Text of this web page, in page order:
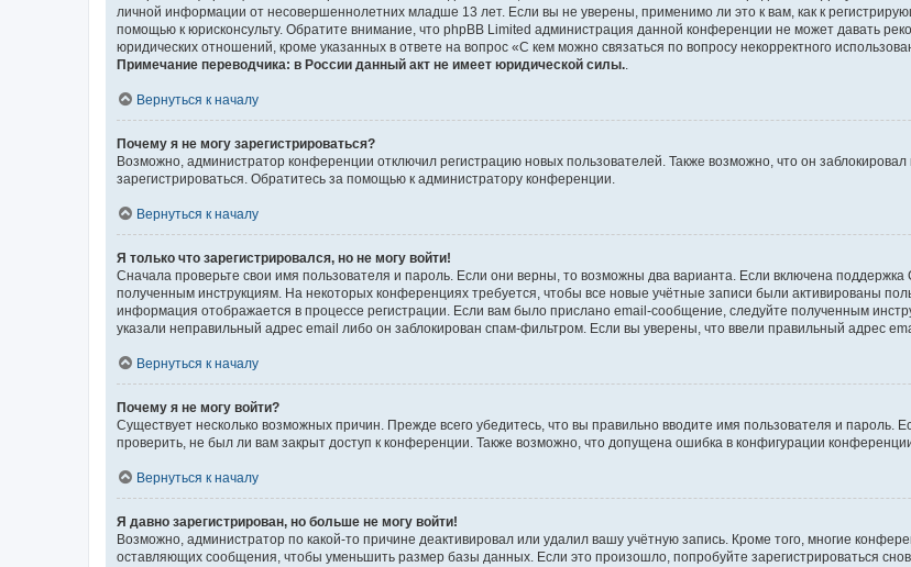
личной информации от несовершеннолетних младше 13 лет. Если вы не уверены, применимо ли это к вам, как к
помощью к юрисконсульту. Обратите внимание, что phpBB Limited администрация данной конференции не может давать
юридических отношений, кроме указанных в ответе на вопрос «С кем можно связаться по вопросу некорректного
Примечание переводчика: в России данный акт не имеет юридической силы.
Вернуться к началу
Почему я не могу зарегистрироваться?
Возможно, администратор конференции отключил регистрацию новых пользователей. Также возможно, что он
зарегистрироваться. Обратитесь за помощью к администратору конференции.
Вернуться к началу
Я только что зарегистрировался, но не могу войти!
Сначала проверьте свои имя пользователя и пароль. Если они верны, то возможны два варианта. Если включена поддержка
полученным инструкциям. На некоторых конференциях требуется, чтобы все новые учётные записи были активированы
информация отображается в процессе регистрации. Если вам было прислано email-сообщение, следуйте полученным
указали неправильный адрес email либо он заблокирован спам-фильтром. Если вы уверены, что ввели правильный адрес
Вернуться к началу
Почему я не могу войти?
Существует несколько возможных причин. Прежде всего убедитесь, что вы правильно вводите имя пользователя и
проверить, не был ли вам закрыт доступ к конференции. Также возможно, что допущена ошибка в конфигурации
Вернуться к началу
Я давно зарегистрирован, но больше не могу войти!
Возможно, администратор по какой-то причине деактивировал или удалил вашу учётную запись. Кроме того, многие
оставляющих сообщения, чтобы уменьшить размер базы данных. Если это произошло, попробуйте зарегистрироваться снова